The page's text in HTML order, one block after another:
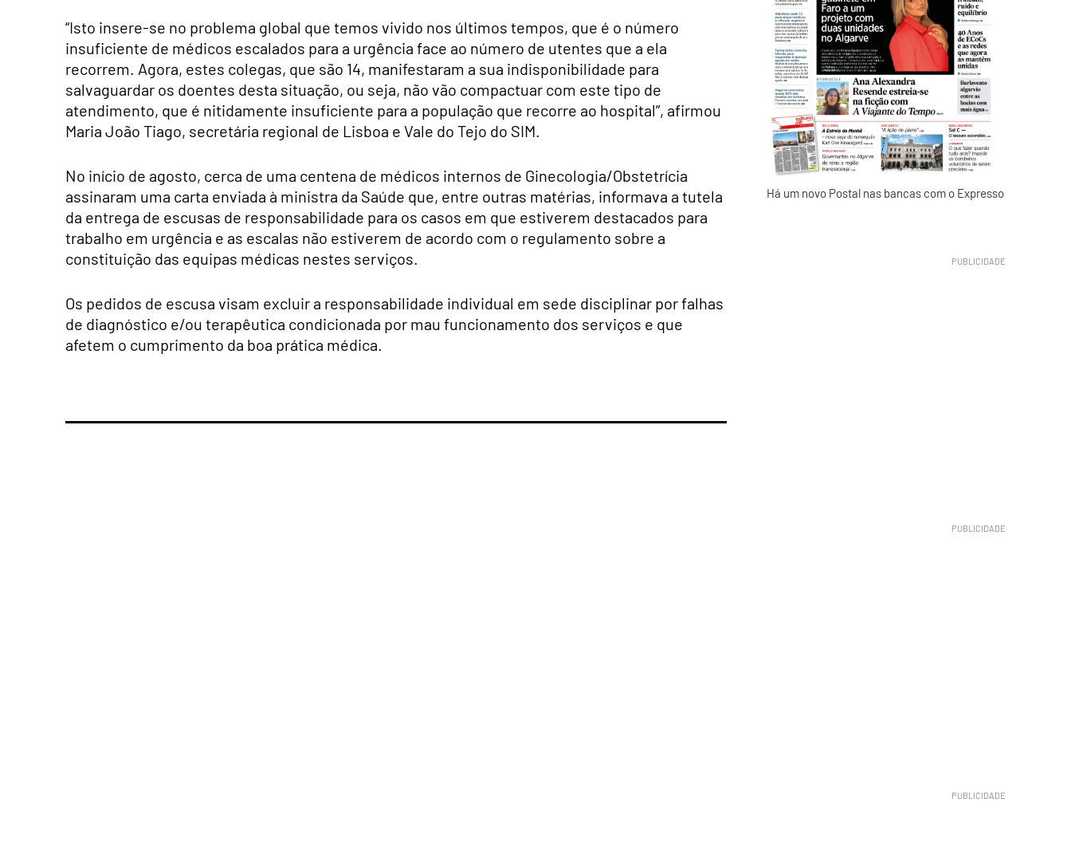
“Isto insere-se no problema global que temos vivido nos últimos tempos, que é o número
insuficiente de médicos escalados para a urgência face ao número de utentes que a ela
recorrem. Agora, estes colegas, que são 14, manifestaram a sua indisponibilidade para
salvaguardar os doentes desta situação, ou seja, não vão compactuar com este tipo de
atendimento, que é nitidamente insuficiente para a população que recorre ao hospital”, afirmou
Maria João Tiago, secretária regional de Lisboa e Vale do Tejo do SIM.
No início de agosto, cerca de uma centena de médicos internos de Ginecologia/Obstetrícia
assinaram uma carta enviada à ministra da Saúde que, entre outras matérias, informava a tutela
da entrega de escusas de responsabilidade para os casos em que estiverem destacados para
trabalho em urgência e as escalas não estiverem de acordo com o regulamento sobre a
constituição das equipas médicas nestes serviços.
Os pedidos de escusa visam excluir a responsabilidade individual em sede disciplinar por falhas
de diagnóstico e/ou terapêutica condicionada por mau funcionamento dos serviços e que
afetem o cumprimento da boa prática médica.
Há um novo Postal nas bancas com o Expresso